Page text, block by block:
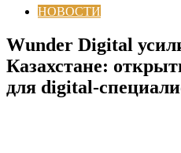
НОВОСТИ
Wunder Digital
Казахстане:
для digital-